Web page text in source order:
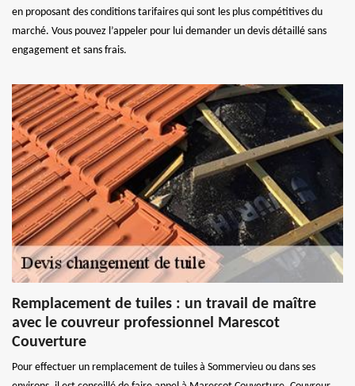
en proposant des conditions tarifaires qui sont les plus compétitives du
marché. Vous pouvez l’appeler pour lui demander un devis détaillé sans
engagement et sans frais.
Remplacement de tuiles : un travail de maître
avec le couvreur professionnel Marescot
Couverture
Pour effectuer un remplacement de tuiles à Sommervieu ou dans ses